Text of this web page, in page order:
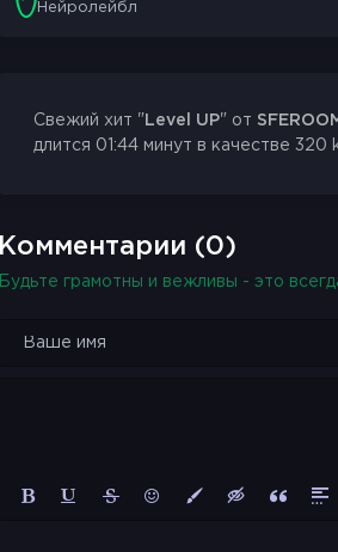
Нейролейбл
Свежий хит " Level UP" от
длится 01:44 минут в качестве 320
Комментарии (0)
Будьте грамотны и вежливы - это